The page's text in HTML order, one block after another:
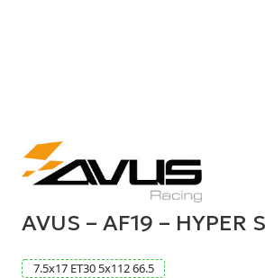
AVUS – AF19 – HYPER
7.5x17 ET30 5x11266.5